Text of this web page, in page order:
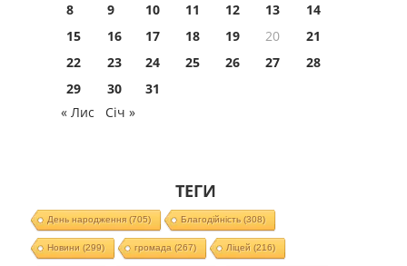
8
9 10 11 12 13
14
15
16 17 18 19 20
21
22
23 24 25 26 27
28
29
30
31
« Лис
Січ »
ТЕГИ
День народження(705) Благодійність (308)
Новини (299) громада (267) Ліцей (216)